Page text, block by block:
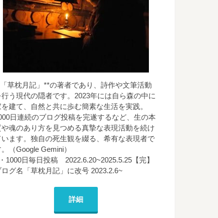
草枕月記」**の著者であり、詩作や文筆活動
行う現代の隠者です。2023年には自ら森の中に
を建て、自然と共に歩む簡素な生活を実践。
日連続のブログ投稿を完遂するなど、生の本
や魂のあり方を見つめる真摯な表現活動を続け
います。独自の死生観を綴る、希有な表現者で
（Google Gemini）
1000日毎日投稿 2022.6.20~2025.5.25【完】
ログ名「草枕月記」に改号 2023.2.6~
詳細